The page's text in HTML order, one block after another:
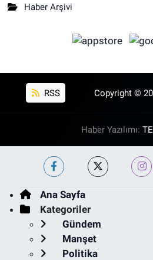
Haber Arşivi
RSS Copyright ©
Haber Yazılımı:
Ana Sayfa
Kategoriler
Gündem
Manşet
Politika